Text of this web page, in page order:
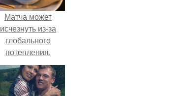
Матча может
исчезнуть из-за
глобального
потепления.